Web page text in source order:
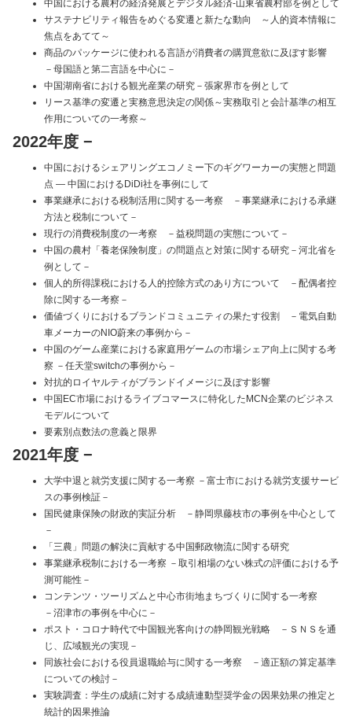
中国における農村の経済発展とデジタル経済-山東省農村部を例として
サステナビリティ報告をめぐる変遷と新たな動向 ～人的資本情報に
焦点をあてて～
商品のパッケージに使われる言語が消費者の購買意欲に及ぼす影響
－母国語と第二言語を中心に－
中国湖南省における観光産業の研究－張家界市を例として
リース基準の変遷と実務意思決定の関係～実務取引と会計基準の相互
作用についての一考察～
2022年度 −
中国におけるシェアリングエコノミー下のギグワーカーの実態と問題
点 ― 中国におけるDiDi社を事例にして
事業継承における税制活用に関する一考察 －事業継承における承継
方法と税制について－
現行の消費税制度の一考察 －益税問題の実態について－
中国の農村「養老保険制度」の問題点と対策に関する研究－河北省を
例として－
個人的所得課税における人的控除方式のあり方について －配偶者控
除に関する一考察－
価値づくりにおけるブランドコミュニティの果たす役割 －電気自動
車メーカーのNIO蔚来の事例から－
中国のゲーム産業における家庭用ゲームの市場シェア向上に関する考
察 －任天堂switchの事例から－
対抗的ロイヤルティがブランドイメージに及ぼす影響
中国EC市場におけるライブコマースに特化したMCN企業のビジネス
モデルについて
要素別点数法の意義と限界
2021年度 −
大学中退と就労支援に関する一考察 －富士市における就労支援サービ
スの事例検証－
国民健康保険の財政的実証分析 －静岡県藤枝市の事例を中心として
－
「三農」問題の解決に貢献する中国郵政物流に関する研究
事業継承税制における一考察 －取引相場のない株式の評価における予
測可能性－
コンテンツ・ツーリズムと中心市街地まちづくりに関する一考察
－沼津市の事例を中心に－
ポスト・コロナ時代で中国観光客向けの静岡観光戦略 －ＳＮＳを通
じ、広域観光の実現－
同族社会における役員退職給与に関する一考察 －適正額の算定基準
についての検討－
実験調査：学生の成績に対する成績連動型奨学金の因果効果の推定と
統計的因果推論